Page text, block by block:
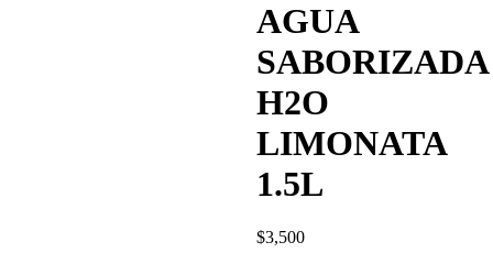
AGUA
SABORIZADA
H2O
LIMONATA
1.5L
$3,500